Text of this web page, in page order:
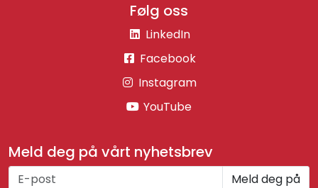
Meld deg på vårt nyhetsbrev
Meld deg på
Følg oss
LinkedIn
Facebook
Instagram
YouTube